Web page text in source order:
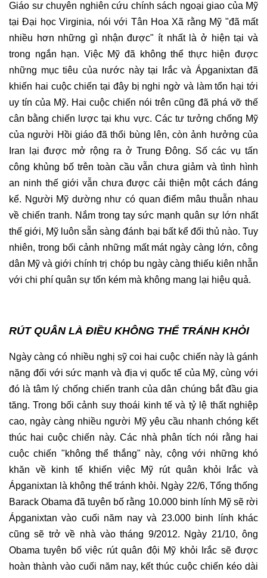
Giáo sư chuyên nghiên cứu chính sách ngoại giao của Mỹ
tại Đại học Virginia, nói với Tân Hoa Xã rằng Mỹ "đã mất
nhiều hơn những gì nhận được" ít nhất là ở hiện tại và
trong ngắn hạn. Việc Mỹ đã không thể thực hiện được
những mục tiêu của nước này tại Irắc và Ápganixtan đã
khiến hai cuộc chiến tại đây bị nghi ngờ và làm tổn hại tới
uy tín của Mỹ. Hai cuộc chiến nói trên cũng đã phá vỡ thế
cân bằng chiến lược tại khu vực. Các tư tưởng chống Mỹ
của người Hồi giáo đã thổi bùng lên, còn ảnh hưởng của
Iran lại được mở rộng ra ở Trung Đông. Số các vụ tấn
công khủng bố trên toàn cầu vẫn chưa giảm và tình hình
an ninh thế giới vẫn chưa được cải thiện một cách đáng
kể. Người Mỹ dường như có quan điểm mâu thuẫn nhau
về chiến tranh. Nắm trong tay sức mạnh quân sự lớn nhất
thế giới, Mỹ luôn sẵn sàng đánh bại bất kể đối thủ nào. Tuy
nhiên, trong bối cảnh những mất mát ngày càng lớn, công
dân Mỹ và giới chính trị chóp bu ngày càng thiếu kiên nhẫn
với chi phí quân sự tốn kém mà không mang lại hiệu quả.
RÚT QUÂN LÀ ĐIỀU KHÔNG THỂ TRÁNH KHỎI
Ngày càng có nhiều nghị sỹ coi hai cuộc chiến này là gánh
nặng đối với sức mạnh và địa vị quốc tế của Mỹ, cùng với
đó là tâm lý chống chiến tranh của dân chúng bắt đầu gia
tăng. Trong bối cảnh suy thoái kinh tế và tỷ lệ thất nghiệp
cao, ngày càng nhiều người Mỹ yêu cầu nhanh chóng kết
thúc hai cuộc chiến này. Các nhà phân tích nói rằng hai
cuộc chiến "không thể thắng" này, cộng với những khó
khăn về kinh tế khiến việc Mỹ rút quân khỏi Irắc và
Ápganixtan là không thể tránh khỏi. Ngày 22/6, Tổng thống
Barack Obama đã tuyên bố rằng 10.000 binh lính Mỹ sẽ rời
Ápganixtan vào cuối năm nay và 23.000 binh lính khác
cũng sẽ trở về nhà vào tháng 9/2012. Ngày 21/10, ông
Obama tuyên bố việc rút quân đội Mỹ khỏi Irắc sẽ được
hoàn thành vào cuối năm nay, kết thúc cuộc chiến kéo dài